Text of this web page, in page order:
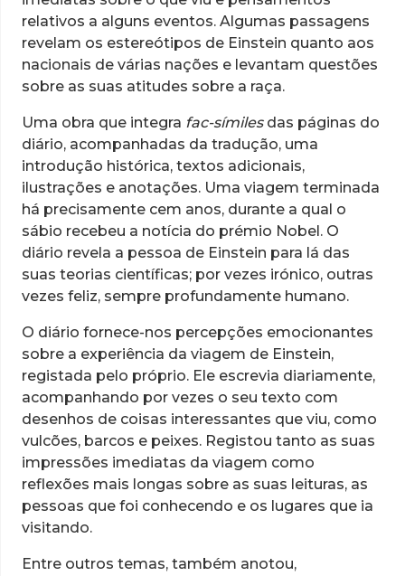
relativos a alguns eventos. Algumas passagens
revelam os estereótipos de Einstein quanto aos
nacionais de várias nações e levantam questões
sobre as suas atitudes sobre a raça.
Uma obra que integra fac-símilesdas páginas do
diário, acompanhadas da tradução, uma
introdução histórica, textos adicionais,
ilustrações e anotações. Uma viagem terminada
há precisamente cem anos, durante a qual o
sábio recebeu a notícia do prémio Nobel. O
diário revela a pessoa de Einstein para lá das
suas teorias científicas; por vezes irónico, outras
vezes feliz, sempre profundamente humano.
O diário fornece-nos percepções emocionantes
sobre a experiência da viagem de Einstein,
registada pelo próprio. Ele escrevia diariamente,
acompanhando por vezes o seu texto com
desenhos de coisas interessantes que viu, como
vulcões, barcos e peixes. Registou tanto as suas
impressões imediatas da viagem como
reflexões mais longas sobre as suas leituras, as
pessoas que foi conhecendo e os lugares que ia
visitando.
Entre outros temas, também anotou,